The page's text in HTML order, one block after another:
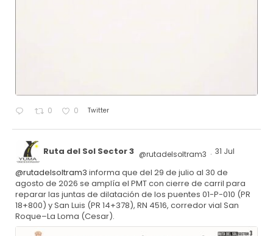
0 0 Twitter
Ruta del Sol Sector 3 @rutadelsoltram3 · 31 Jul
@rutadelsoltram3 informa que del 29 de julio al 30 de
agosto de 2026 se amplía el PMT con cierre de carril para
reparar las juntas de dilatación de los puentes 01-P-010 (PR
18+800) y San Luis (PR 14+378), RN 4516, corredor vial San
Roque–La Loma (Cesar).